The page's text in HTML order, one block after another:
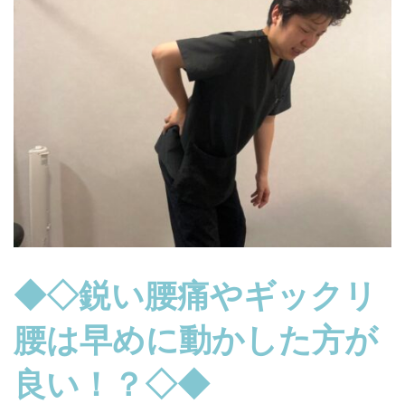
◆◇鋭い腰痛やギックリ
腰は早めに動かした方が
良い！？◇◆